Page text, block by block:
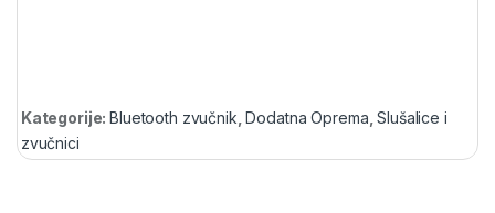
Kategorije:Bluetooth zvučnik ,Dodatna Oprema ,Slušalice i
zvučnici